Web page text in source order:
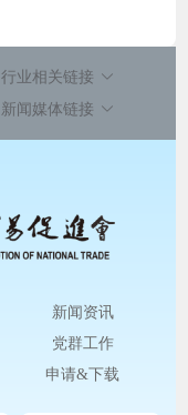
行业相关链接
新闻媒体链接
新闻资讯
党群工作
申请&下载